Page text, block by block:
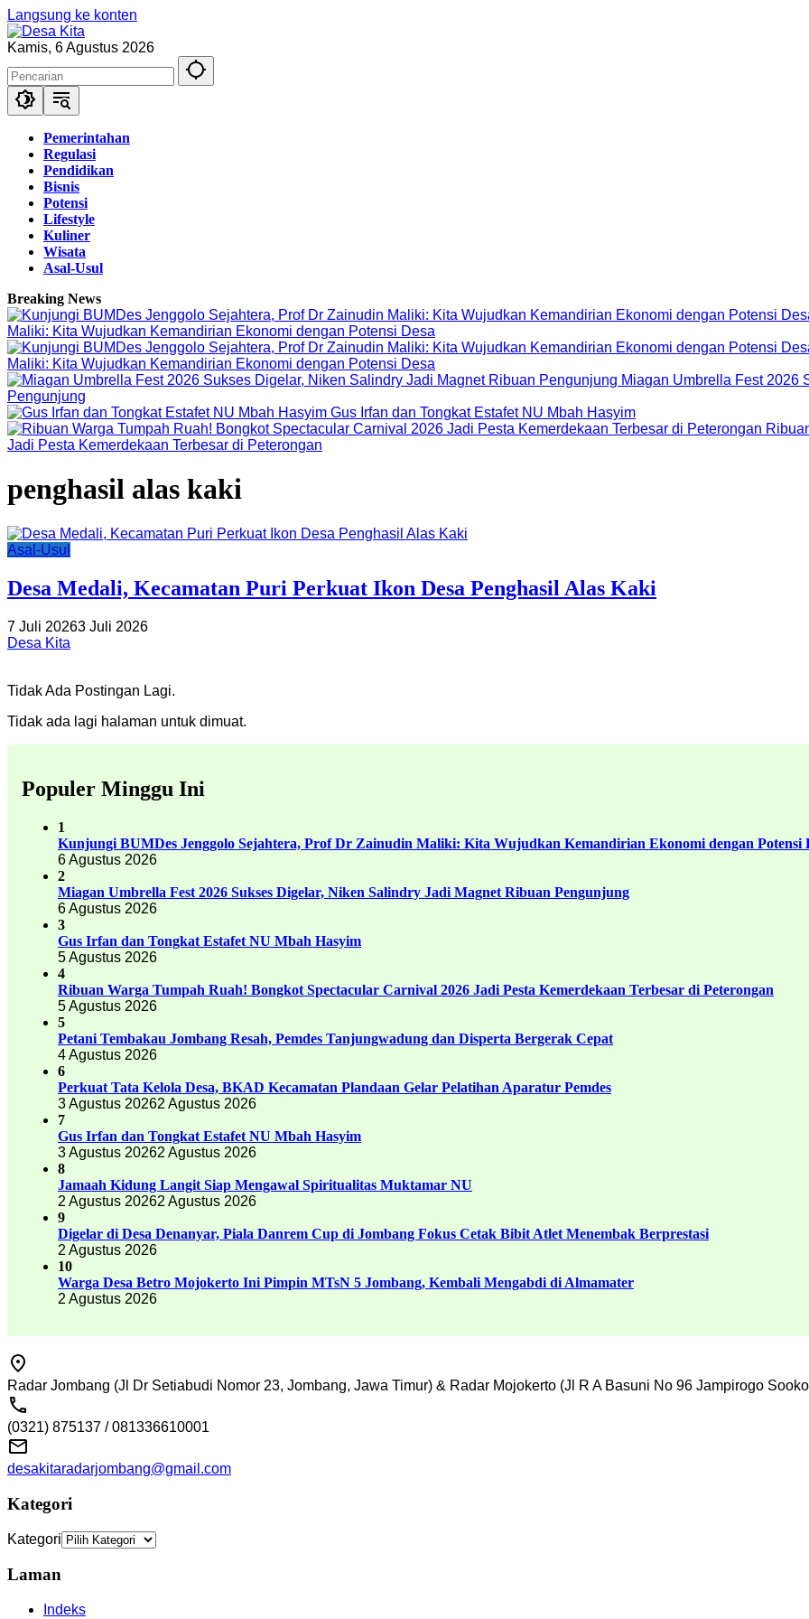
Langsung ke konten
Kamis, 6 Agustus 2026
Pemerintahan
Regulasi
Pendidikan
Bisnis
Potensi
Lifestyle
Kuliner
Wisata
Asal-Usul
Breaking News
Maliki: Kita Wujudkan Kemandirian Ekonomi dengan Potensi Desa
Maliki: Kita Wujudkan Kemandirian Ekonomi dengan Potensi Desa
Miagan Umbrella Fest 2026
Pengunjung
Gus Irfan dan Tongkat Estafet NU Mbah Hasyim
Jadi Pesta Kemerdekaan Terbesar di Peterongan
penghasil alas kaki
Asal-Usul
Desa Medali, Kecamatan Puri Perkuat Ikon Desa Penghasil Alas Kaki
7 Juli 20263 Juli 2026
Desa Kita
Tidak Ada Postingan Lagi.
Tidak ada lagi halaman untuk dimuat.
Populer Minggu Ini
1
Kunjungi BUMDes Jenggolo Sejahtera, Prof Dr Zainudin Maliki: Kita Wujudkan Kemandirian Ekonomi dengan Potensi
6 Agustus 2026
2
Miagan Umbrella Fest 2026 Sukses Digelar, Niken Salindry Jadi Magnet Ribuan Pengunjung
6 Agustus 2026
3
Gus Irfan dan Tongkat Estafet NU Mbah Hasyim
5 Agustus 2026
4
Ribuan Warga Tumpah Ruah! Bongkot Spectacular Carnival 2026 Jadi Pesta Kemerdekaan Terbesar di Peterongan
5 Agustus 2026
5
Petani Tembakau Jombang Resah, Pemdes Tanjungwadung dan Disperta Bergerak Cepat
4 Agustus 2026
6
Perkuat Tata Kelola Desa, BKAD Kecamatan Plandaan Gelar Pelatihan Aparatur Pemdes
3 Agustus 20262 Agustus 2026
7
Gus Irfan dan Tongkat Estafet NU Mbah Hasyim
3 Agustus 20262 Agustus 2026
8
Jamaah Kidung Langit Siap Mengawal Spiritualitas Muktamar NU
2 Agustus 20262 Agustus 2026
9
Digelar di Desa Denanyar, Piala Danrem Cup di Jombang Fokus Cetak Bibit Atlet Menembak Berprestasi
2 Agustus 2026
10
Warga Desa Betro Mojokerto Ini Pimpin MTsN 5 Jombang, Kembali Mengabdi di Almamater
2 Agustus 2026
Radar Jombang (Jl Dr Setiabudi Nomor 23, Jombang, Jawa Timur) & Radar Mojokerto (Jl R A Basuni No 96 Jampirogo
(0321) 875137 / 081336610001
desakitaradarjombang@gmail.com
Kategori
Kategori
Laman
Indeks